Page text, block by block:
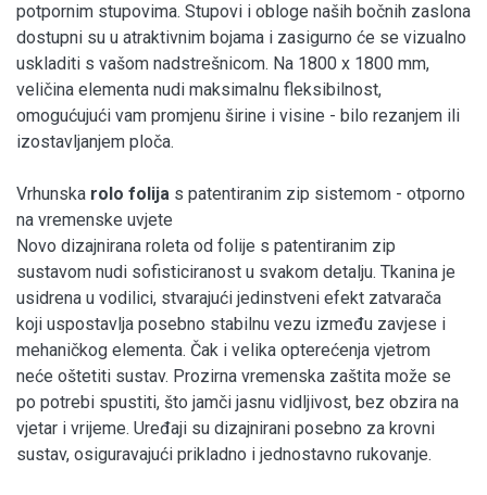
potpornim stupovima. Stupovi i obloge naših bočnih zaslona
dostupni su u atraktivnim bojama i zasigurno će se vizualno
uskladiti s vašom nadstrešnicom. Na 1800 x 1800 mm,
veličina elementa nudi maksimalnu fleksibilnost,
omogućujući vam promjenu širine i visine - bilo rezanjem ili
izostavljanjem ploča.
Vrhunska rolo folija s patentiranim zip sistemom - otporno
na vremenske uvjete
Novo dizajnirana roleta od folije s patentiranim zip
sustavom nudi sofisticiranost u svakom detalju. Tkanina je
usidrena u vodilici, stvarajući jedinstveni efekt zatvarača
koji uspostavlja posebno stabilnu vezu između zavjese i
mehaničkog elementa. Čak i velika opterećenja vjetrom
neće oštetiti sustav. Prozirna vremenska zaštita može se
po potrebi spustiti, što jamči jasnu vidljivost, bez obzira na
vjetar i vrijeme. Uređaji su dizajnirani posebno za krovni
sustav, osiguravajući prikladno i jednostavno rukovanje.